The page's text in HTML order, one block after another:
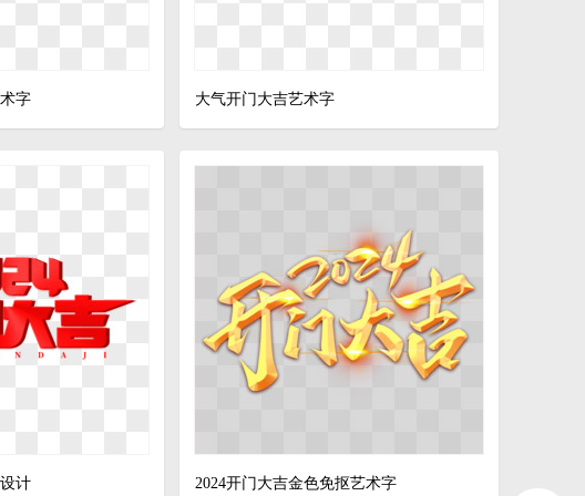
字 大气开门大吉艺术字
计 2024开门大吉金色免抠艺术字